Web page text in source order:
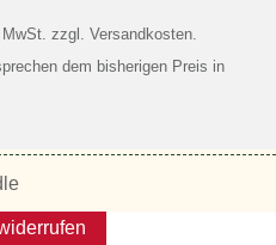
zzgl. Versandkosten.
dem bisherigen Preis in